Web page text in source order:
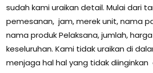
sudah kami uraikan detail. Mulai dari
pemesanan, jam, merek unit, nama
nama produk Pelaksana, jumlah,
keseluruhan. Kami tidak uraikan di
menjaga hal hal yang tidak diinginkan